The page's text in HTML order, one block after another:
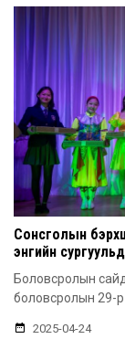
Сонсголын
энгийн
Боловсролын
боловсролын 29-р
2025-04-24